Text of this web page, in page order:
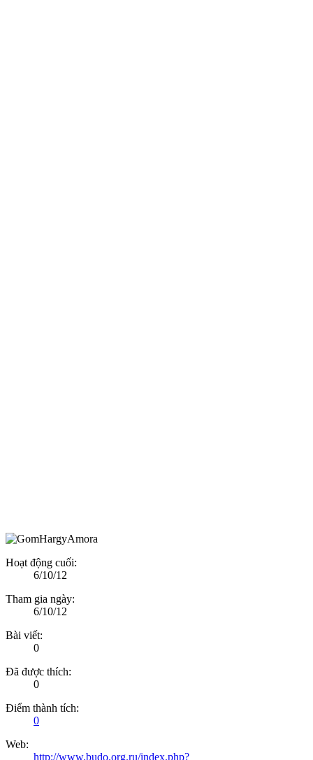
Hoạt động cuối:
6/10/12
Tham gia ngày:
6/10/12
Bài viết:
0
Đã được thích:
0
Điểm thành tích:
0
Web:
http://www.budo.org.ru/index.php?